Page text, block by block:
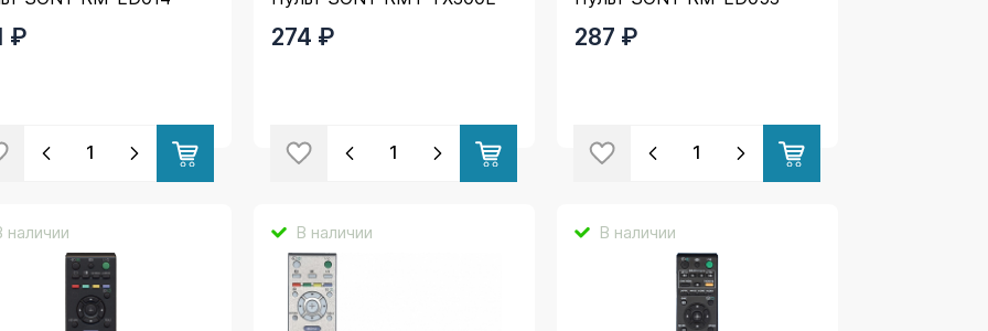
₽ 274 ₽ 287 ₽
наличии В наличии В наличии